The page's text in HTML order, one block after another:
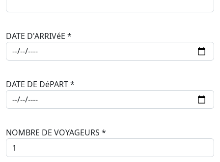
DATE D'ARRIVéE *
DATE DE DéPART*
NOMBRE DE VOYAGEURS *